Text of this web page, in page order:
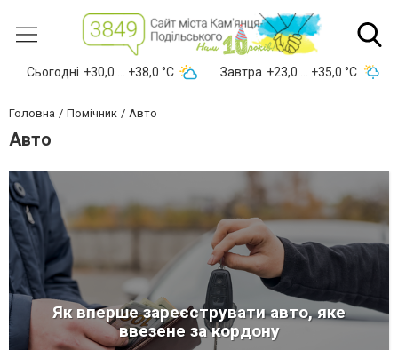
Сьогодні +30,0 ... +38,0 °С Завтра +23,0 ... +35,0 °С
Головна Помічник Авто
Авто
Як вперше зареєструвати авто, яке
ввезене за кордону